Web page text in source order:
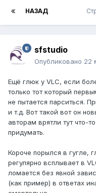
НАЗАД
sfstudio
Опубликовано 22
Ещё глюк у VLC, если
только тот который
не пытается парситься.
и т.д. Вот такой вот он
авторам врятли тут что-
придумать.
Короче порылся в гугле,
регулярно всплывает в
ломается без явной
(как пример) в ответах